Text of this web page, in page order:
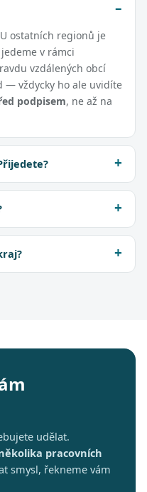
ostatních regionů je
v rámci
vzdálených obcí
— vždycky ho ale uvidíte
podpisem, ne až na
udělat.
pracovních
smysl, řekneme vám